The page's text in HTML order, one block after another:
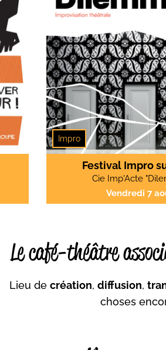
Impro
Festival Impro
Cie Imp'Acte
Vendredi 7
Le café-théâtre
Lieu de création, diffusion,
choses